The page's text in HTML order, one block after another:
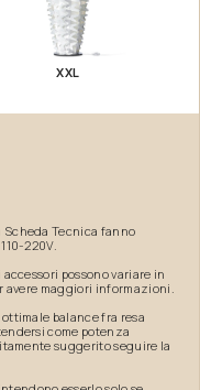
XXL
Tecnica fanno
220V.
possono variare in
avere maggiori informazioni.
balance fra resa
come potenza
suggerito seguire la